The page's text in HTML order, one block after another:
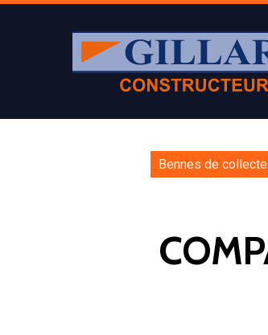
Bennes de collecte